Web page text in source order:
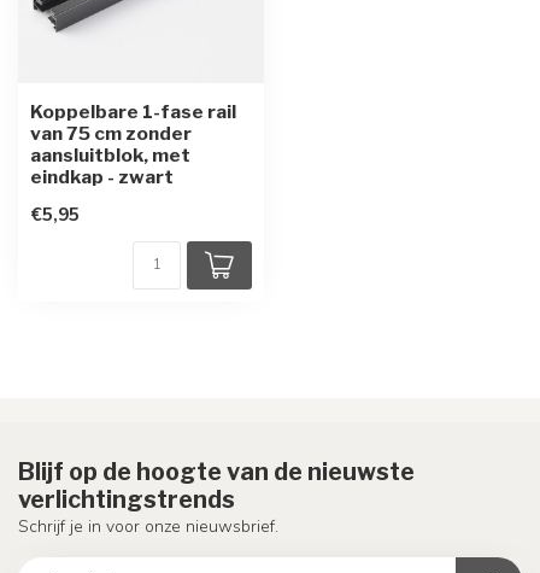
Koppelbare 1-fase rail
van 75 cm zonder
aansluitblok, met
eindkap - zwart
€5,95
Blijf op de hoogte van de nieuwste
verlichtingstrends
Schrijf je in voor onze nieuwsbrief.